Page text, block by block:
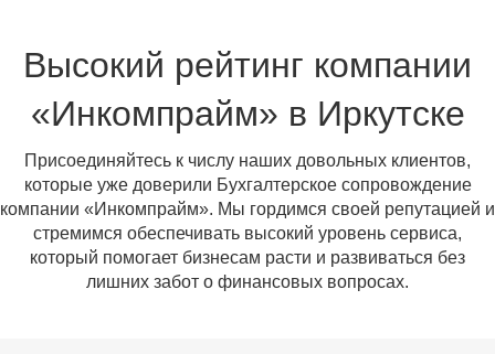
Высокий рейтинг компании
«Инкомпрайм» в Иркутске
Присоединяйтесь к числу наших довольных клиентов,
которые уже доверили Бухгалтерское сопровождение
компании «Инкомпрайм». Мы гордимся своей репутацией и
стремимся обеспечивать высокий уровень сервиса,
который помогает бизнесам расти и развиваться без
лишних забот о финансовых вопросах.